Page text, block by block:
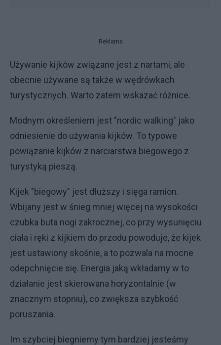
Reklama
Używanie kijków związane jest z nartami, ale
obecnie używane są także w wędrówkach
turystycznych. Warto zatem wskazać różnice.
Modnym określeniem jest "nordic walking" jako
odniesienie do używania kijków. To typowe
powiązanie kijków z narciarstwa biegowego z
turystyką pieszą.
Kijek "biegowy" jest dłuższy i sięga ramion.
Wbijany jest w śnieg mniej więcej na wysokości
czubka buta nogi zakrocznej, co przy wysunięciu
ciała i ręki z kijkiem do przodu powoduje, że kijek
jest ustawiony skośnie, a to pozwala na mocne
odepchnięcie się. Energia jaką wkładamy w to
działanie jest skierowana horyzontalnie (w
znacznym stopniu), co zwiększa szybkość
poruszania.
Im szybciej biegniemy tym bardziej jesteśmy